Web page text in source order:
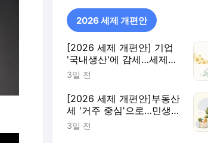
2026 세제 개편안
[2026 세제 개편안] 기업
'국내생산'에 감세…세제로
산업·자금 지방행 유도
3일 전
[2026 세제 개편안]부동산
세 '거주 중심'으로…민생
지원 확대·세제 혜택 115개
3일 전